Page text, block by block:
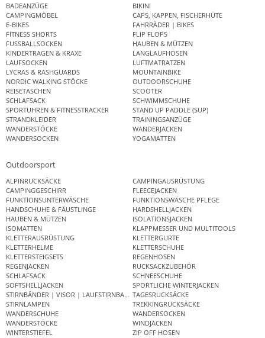
BADEANZÜGE
BIKINI
CAMPINGMÖBEL
CAPS, KAPPEN, FISCHERHÜTE
E-BIKES
FAHRRÄDER | BIKES
FITNESS SHORTS
FLIP FLOPS
FUSSBALLSOCKEN
HAUBEN & MÜTZEN
KINDERTRAGEN & KRAXE
LANGLAUFHOSEN
LAUFSOCKEN
LUFTMATRATZEN
LYCRAS & RASHGUARDS
MOUNTAINBIKE
NORDIC WALKING STÖCKE
OUTDOORSCHUHE
REISETASCHEN
SCOOTER
SCHLAFSACK
SCHWIMMSCHUHE
SPORTUHREN & FITNESSTRACKER
STAND UP PADDLE (SUP)
STRANDKLEIDER
TRAININGSANZÜGE
WANDERSTÖCKE
WANDERJACKEN
WANDERSOCKEN
YOGAMATTEN
Outdoorsport
ALPINRUCKSÄCKE
CAMPINGAUSRÜSTUNG
CAMPINGGESCHIRR
FLEECEJACKEN
FUNKTIONSUNTERWÄSCHE
FUNKTIONSWÄSCHE PFLEGE
HANDSCHUHE & FÄUSTLINGE
HARDSHELLJACKEN
HAUBEN & MÜTZEN
ISOLATIONSJACKEN
ISOMATTEN
KLAPPMESSER UND MULTITOOLS
KLETTERAUSRÜSTUNG
KLETTERGURTE
KLETTERHELME
KLETTERSCHUHE
KLETTERSTEIGSETS
REGENHOSEN
REGENJACKEN
RUCKSACKZUBEHÖR
SCHLAFSACK
SCHNEESCHUHE
SOFTSHELLJACKEN
SPORTLICHE WINTERJACKEN
STIRNBÄNDER | VISOR | LAUFSTIRNBANDTAGESRUCKSÄCKE
STIRNLAMPEN
TREKKINGRUCKSÄCKE
WANDERSCHUHE
WANDERSOCKEN
WANDERSTÖCKE
WINDJACKEN
WINTERSTIEFEL
ZIP OFF HOSEN